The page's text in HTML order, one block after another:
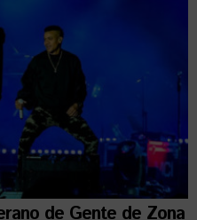
de Gente de Zona